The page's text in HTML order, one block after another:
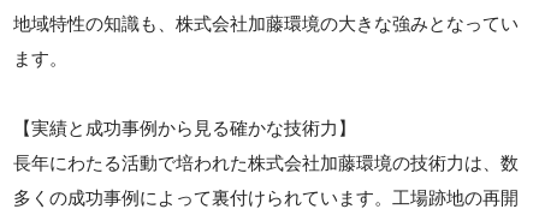
地域特性の知識も、株式会社加藤環境の大きな強みとなってい
ます。
【実績と成功事例から見る確かな技術力】
長年にわたる活動で培われた株式会社加藤環境の技術力は、数
多くの成功事例によって裏付けられています。工場跡地の再開